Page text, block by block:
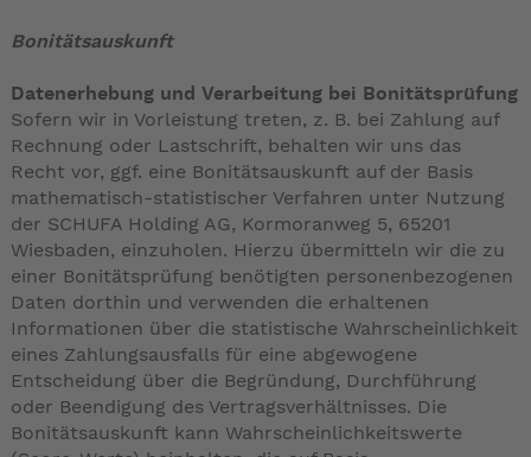
Bonitätsauskunft
Datenerhebung und Verarbeitung bei Bonitätsprüfung
Sofern wir in Vorleistung treten, z. B. bei Zahlung auf
Rechnung oder Lastschrift, behalten wir uns das
Recht vor, ggf. eine Bonitätsauskunft auf der Basis
mathematisch-statistischer Verfahren unter Nutzung
der SCHUFA Holding AG, Kormoranweg 5, 65201
Wiesbaden, einzuholen. Hierzu übermitteln wir die zu
einer Bonitätsprüfung benötigten personenbezogenen
Daten dorthin und verwenden die erhaltenen
Informationen über die statistische Wahrscheinlichkeit
eines Zahlungsausfalls für eine abgewogene
Entscheidung über die Begründung, Durchführung
oder Beendigung des Vertragsverhältnisses. Die
Bonitätsauskunft kann Wahrscheinlichkeitswerte